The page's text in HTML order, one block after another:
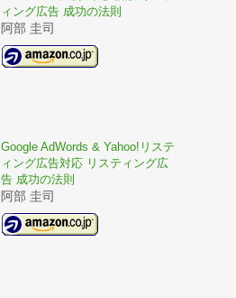
ィング広告 成功の法則
阿部 圭司
Google AdWords & Yahoo!リステ
ィング広告対応 リスティング広
告 成功の法則
阿部 圭司